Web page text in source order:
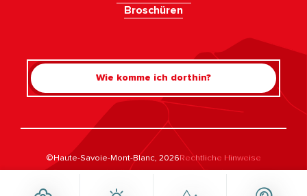
Rechercher
Broschüren
Wie komme ich dorthin?
©Haute-Savoie-Mont-Blanc, 2026Rechtliche Hinweise
DatenschutzrichtlinieUmgang mit der Zustimmung
Barrierefreiheit: nicht konform